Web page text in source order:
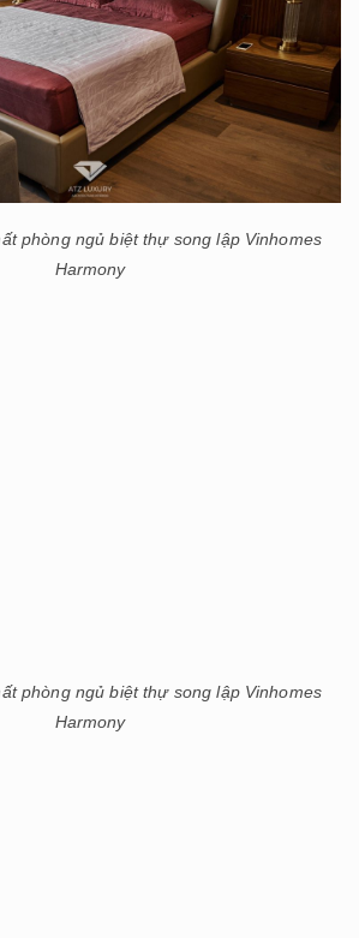
phòng ngủ biệt thự song lập Vinhomes
Harmony
phòng ngủ biệt thự song lập Vinhomes
Harmony